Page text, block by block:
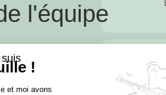
l'équipe
!
et moi avons